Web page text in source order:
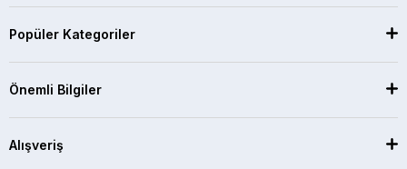
Popüler Kategoriler
Önemli Bilgiler
Alışveriş